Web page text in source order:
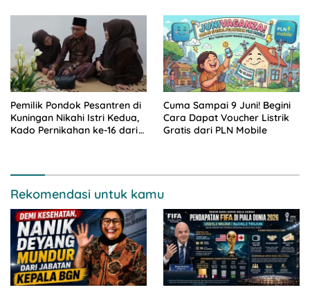
Pemilik Pondok Pesantren di
Kuningan Nikahi Istri Kedua,
Kado Pernikahan ke-16 dari
Cuma Sampai 9 Juni! Begini
Cara Dapat Voucher Listrik
Gratis dari PLN Mobile
Rekomendasi untuk kamu